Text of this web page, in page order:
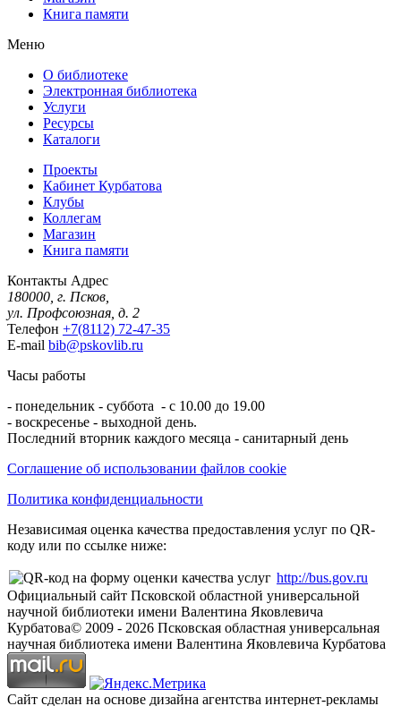
Книга памяти
Меню
О библиотеке
Электронная библиотека
Услуги
Ресурсы
Каталоги
Проекты
Кабинет Курбатова
Клубы
Коллегам
Магазин
Книга памяти
Контакты Адрес
180000, г. Псков,
ул. Профсоюзная, д. 2
Телефон +7(8112) 72-47-35
E-mail bib@pskovlib.ru
Часы работы
- понедельник - суббота - с 10.00 до 19.00
- воскресенье - выходной день.
Последний вторник каждого месяца - санитарный день
Соглашение об использовании файлов cookie
Политика конфиденциальности
Независимая оценка качества предоставления услуг по QR-
коду или по ссылке ниже:
http://bus.gov.ru
Официальный сайт Псковской областной универсальной
научной библиотеки имени Валентина Яковлевича
Курбатова© 2009 - 2026 Псковская областная универсальная
научная библиотека имени Валентина Яковлевича Курбатова
Сайт сделан на основе дизайна агентства интернет-рекламы